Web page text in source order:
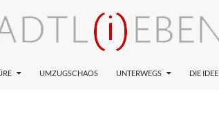
UMZUGSCHAOS UNTERWEGS DIE IDEE